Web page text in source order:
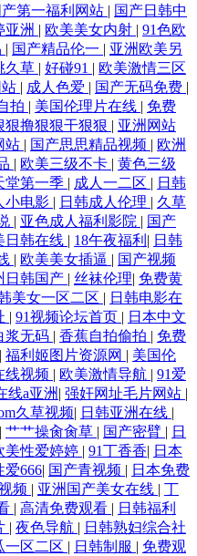
无码 人妻欧美啪啪啪 影音先锋玖
综合网 午夜影院060 97人妻网 久
利电影导航 另类综合性爱 色婷婷
女逼视频 午夜久久电影 97日韩
啪啪7474 97三级片网 国产超踫AV
中文 日本不卡AC 91v在线 超碰夫
东京热视屏 麻豆熟女 亚洲艹视频
花在线观看 国产理伦 欧美日韩国
欧美性爱成人综合 亚洲另类五月
内射 超碰人妻福利院 老湿机91
影 青青草VVV 91抖淫 激情另类
丝袜 欧美A片网址 香蕉视屏网站
产第一福利网站 | 国产日韩中
亚洲 | 欧美美女内射 | 91色欧
| 国产精品伦一 | 亚洲欧美另
久草 | 好碰91 | 欧美激情三区
| 成人色爱 | 国产无码免费 |
拍 | 美国伦理片在线 | 免费
狠撸狠狠干狠狠 | 亚洲网站
站 | 国产思思精品视频 | 欧洲
| 欧美三级不卡 | 黄色三级
堂第一季 | 成人一二区 | 日韩
小电影 | 日韩成人伦理 | 久草
| 亚色成人福利影院 | 国产
日韩在线 | 18午夜福利 | 日韩
| 欧美美女插逼 | 国产视频
日韩国产 | 丝袜伦理| 免费黄
美女一区二区 | 日韩电影在
| 91视频论坛首页 | 日本中文
浆无码 | 香蕉自拍偷拍 | 免费
| 福利姬图片资源网 | 美国伦
线视频 | 欧美激情导航 | 91爱
线a亚洲 | 强奸网址毛片网站 |
久草视频| 日韩亚洲在线 |
| 艹艹操肏肏草 | 国产密臂 | 日
美性爱婷婷 | 91丁香香| 日本
爱666| 国产青视频 | 日本免费
频 | 亚洲国产美女在线 | 丁
| 高清免费观看 | 日韩福利
| 夜色导航 | 日韩熟妇综合社
一区二区 | 日韩制服 | 免费观